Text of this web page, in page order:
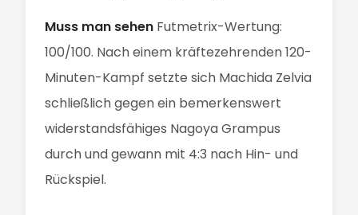
Muss man sehen Futmetrix-Wertung:
100/100. Nach einem kräftezehrenden 120-
Minuten-Kampf setzte sich Machida Zelvia
schließlich gegen ein bemerkenswert
widerstandsfähiges Nagoya Grampus
durch und gewann mit 4:3 nach Hin- und
Rückspiel.